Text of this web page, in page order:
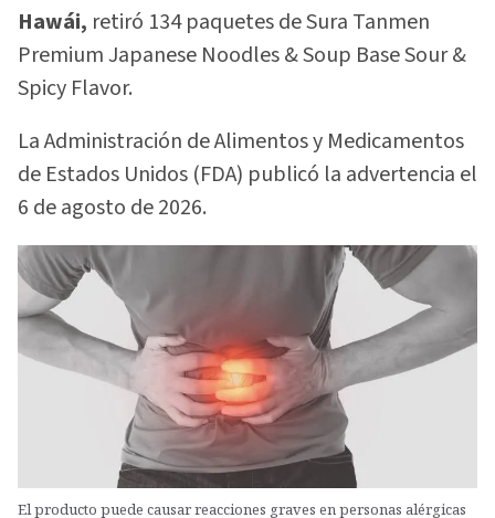
Hawái, retiró 134 paquetes de Sura Tanmen
Premium Japanese Noodles & Soup Base Sour &
Spicy Flavor.
La Administración de Alimentos y Medicamentos
de Estados Unidos (FDA) publicó la advertencia el
6 de agosto de 2026.
El producto puede causar reacciones graves en personas alérgicas